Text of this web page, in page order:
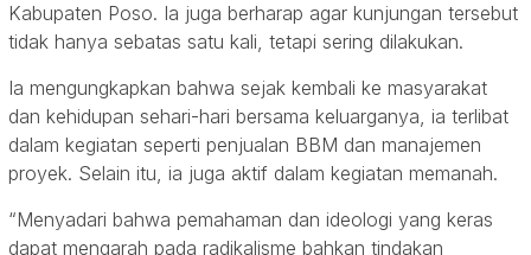
Kabupaten Poso. Ia juga berharap agar kunjungan tersebut
tidak hanya sebatas satu kali, tetapi sering dilakukan.
Ia mengungkapkan bahwa sejak kembali ke masyarakat
dan kehidupan sehari-hari bersama keluarganya, ia terlibat
dalam kegiatan seperti penjualan BBM dan manajemen
proyek. Selain itu, ia juga aktif dalam kegiatan memanah.
“Menyadari bahwa pemahaman dan ideologi yang keras
dapat mengarah pada radikalisme bahkan tindakan